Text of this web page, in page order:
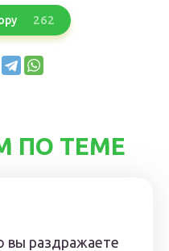
262
ПО ТЕМЕ
вы раздражаете